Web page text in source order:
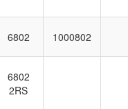
6802 1000802
6802
2RS